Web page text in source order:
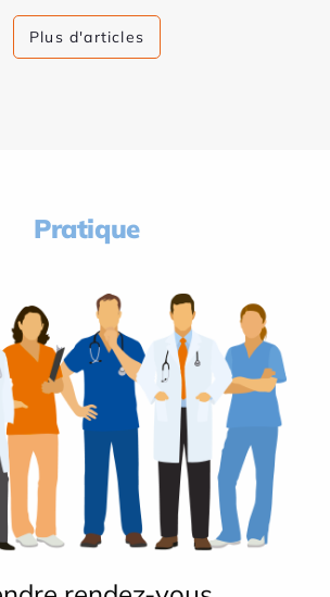
Plus d'articles
Pratique